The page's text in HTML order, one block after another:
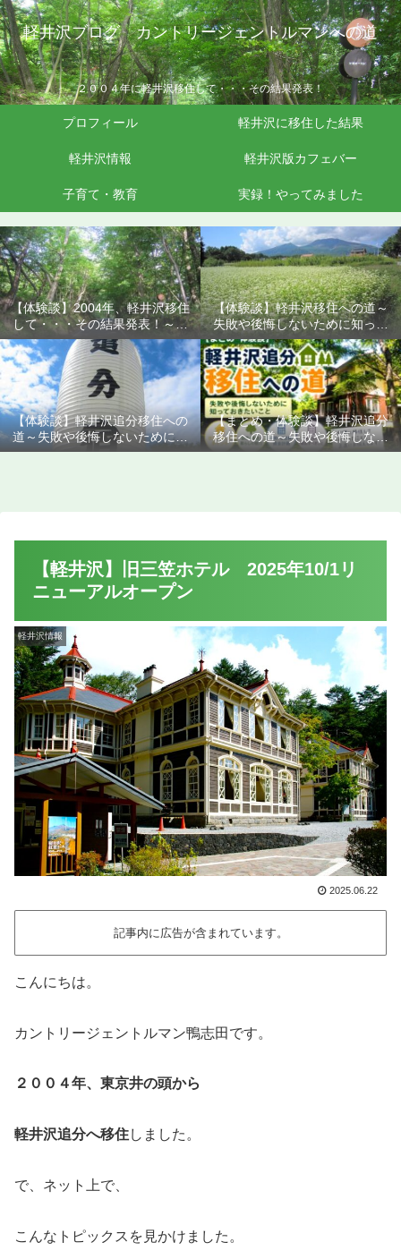
軽井沢ブログ カントリージェントルマンへの道
２００４年に軽井沢移住して・・・その結果発表！
プロフィール 軽井沢に移住した結果
軽井沢情報 軽井沢版カフェバー
子育て・教育 実録！やってみました
【体験談】2004年、軽井沢移住
して・・・その結果発表！～失
敗や後悔しないために知ってお
きたいこと
【体験談】軽井沢移住への道～
失敗や後悔しないために知って
おきたいこと
【体験談】軽井沢追分移住への
道～失敗や後悔しないために知
っておきたいこと
【まとめ・体験談】軽井沢追分
移住への道～失敗や後悔しない
ために知っておきたいこと
【軽井沢】旧三笠ホテル 2025年10/1リ
ニューアルオープン
軽井沢情報
2025.06.22
記事内に広告が含まれています。
こんにちは。
カントリージェントルマン鴨志田です。
２００４年、東京井の頭から
軽井沢追分へ移住しました。
で、ネット上で、
こんなトピックスを見かけました。